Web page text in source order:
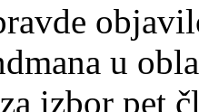
u
izbor pet